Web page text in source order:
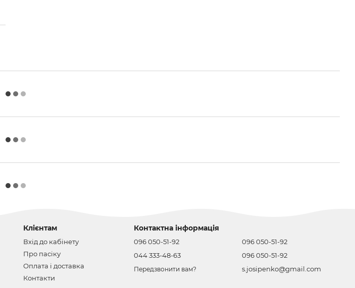
Клієнтам
Вхід до кабінету
Про пасіку
Оплата і доставка
Контакти
Контактна інформація
096 050-51-92
044 333-48-63
Передзвонити вам?
096 050-51-92
096 050-51-92
s.josipenko@gmail.com